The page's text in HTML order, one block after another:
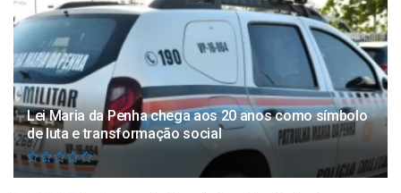
Lei Maria da Penha chega aos 20 anos como símbolo
de luta e transformação social